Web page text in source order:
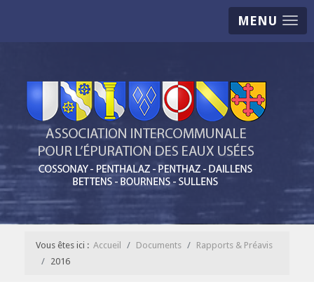
MENU
Vous êtes ici : Accueil Documents
Rapports & Préavis
2016